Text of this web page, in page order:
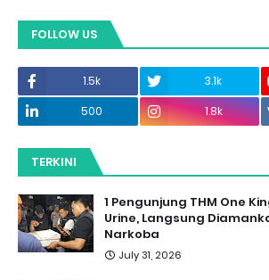
FOLLOW US
1.5k 3.1k
500
1.8k
TERKINI
1 Pengunjung THM One
Urine, Langsung
Narkoba
July 31, 2026